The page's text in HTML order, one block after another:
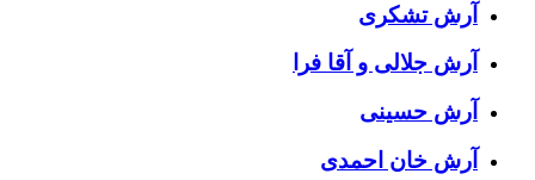
آرش تشکری
آرش جلالی و آقا فرا
آرش حسینی
آرش خان احمدی